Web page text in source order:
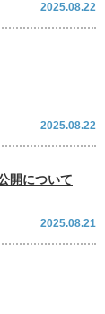
2025.08.22
2025.08.22
開について
2025.08.21